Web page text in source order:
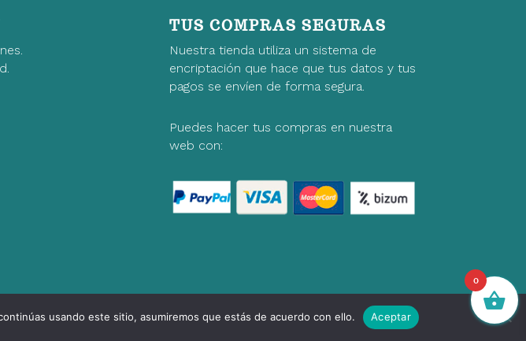
TUS COMPRAS SEGURAS
Nuestra tienda utiliza un sistema de
encriptación que hace que tus datos y tus
pagos se envíen de forma segura.
Puedes hacer tus compras en nuestra
web con:
0
Política de Cookies
usando este sitio, asumiremos que estás de acuerdo con ello. Aceptar